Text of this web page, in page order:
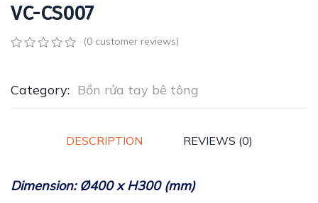
VC-CS007
of
based
(0 customer reviews)
Category: Bồn rửa tay bê tông
DESCRIPTION REVIEWS (0)
Dimension: Ø400 x H300 (mm)